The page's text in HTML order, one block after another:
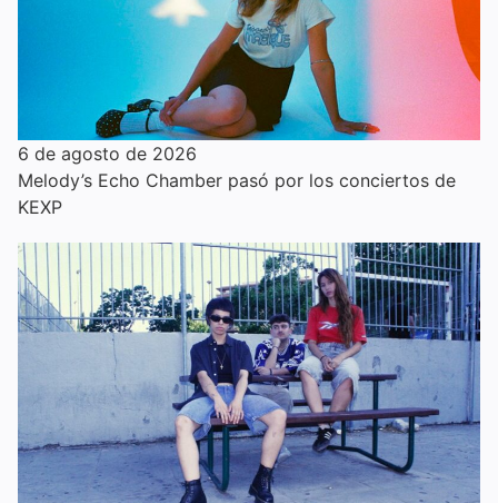
6 de agosto de 2026
Melody’s Echo Chamber pasó por los conciertos de
KEXP